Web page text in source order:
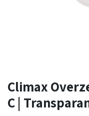
Climax
C |